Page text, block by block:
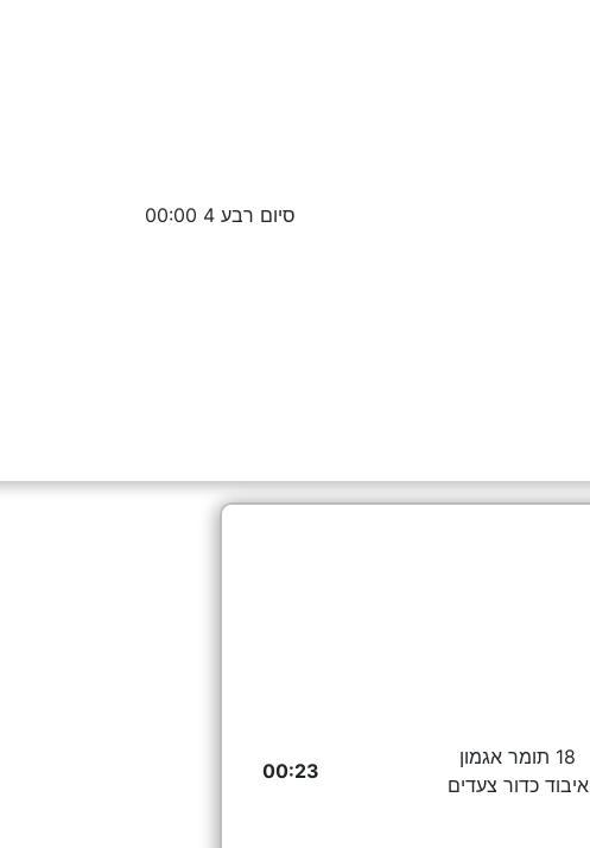
סיום רבע 4 00:00
18 תומר אגמון
איבוד כדור צעדים
00:23